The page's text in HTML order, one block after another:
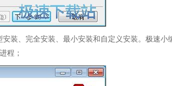
装、完全安装、最小安装和自定义安装。极速小
程；